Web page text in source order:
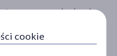
pomaga ograniczyć ryzyko
przenoszonymi drogą płciową.
zapewnia 100% ochrony.
się z instrukcją
opakowania.
cookie